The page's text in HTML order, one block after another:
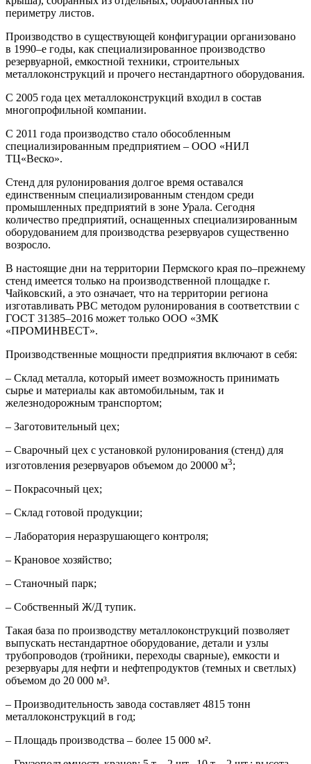
периметру листов.
Производство в существующей конфигурации организовано
в 1990–е годы, как специализированное производство
резервуарной, емкостной техники, строительных
металлоконструкций и прочего нестандартного оборудования.
С 2005 года цех металлоконструкций входил в состав
многопрофильной компании.
С 2011 года производство стало обособленным
специализированным предприятием – ООО «НИЛ
ТЦ«Веско».
Стенд для рулонирования долгое время оставался
единственным специализированным стендом среди
промышленных предприятий в зоне Урала. Сегодня
количество предприятий, оснащенных специализированным
оборудованием для производства резервуаров существенно
возросло.
В настоящие дни на территории Пермского края по–прежнему
стенд имеется только на производственной площадке г.
Чайковский, а это означает, что на территории региона
изготавливать РВС методом рулонирования в соответствии с
ГОСТ 31385–2016 может только ООО «ЗМК
«ПРОМИНВЕСТ».
Производственные мощности предприятия включают в себя:
– Склад металла, который имеет возможность принимать
сырье и материалы как автомобильным, так и
железнодорожным транспортом;
– Заготовительный цех;
– Сварочный цех с установкой рулонирования (стенд) для
изготовления резервуаров объемом до 20000 м3;
– Покрасочный цех;
– Склад готовой продукции;
– Лаборатория неразрушающего контроля;
– Крановое хозяйство;
– Станочный парк;
– Собственный Ж/Д тупик.
Такая база по производству металлоконструкций позволяет
выпускать нестандартное оборудование, детали и узлы
трубопроводов (тройники, переходы сварные), емкости и
резервуары для нефти и нефтепродуктов (темных и светлых)
объемом до 20 000 м³.
– Производительность завода составляет 4815 тонн
металлоконструкций в год;
– Площадь производства – более 15 000 м².